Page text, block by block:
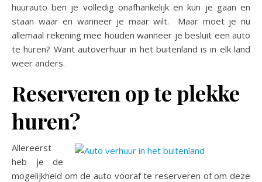
huurauto ben je volledig onafhankelijk en kun je gaan en
staan waar en wanneer je maar wilt. Maar moet je nu
allemaal rekening mee houden wanneer je besluit een auto
te huren? Want autoverhuur in het buitenland is in elk land
weer anders.
Reserveren op te plekke
huren?
Allereerst
heb je de
mogelijkheid om de auto vooraf te reserveren of om deze